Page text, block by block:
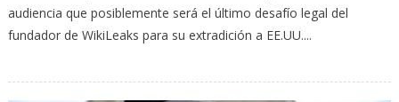
audiencia que posiblemente será el último desafío legal del
fundador de WikiLeaks para su extradición a EE.UU....